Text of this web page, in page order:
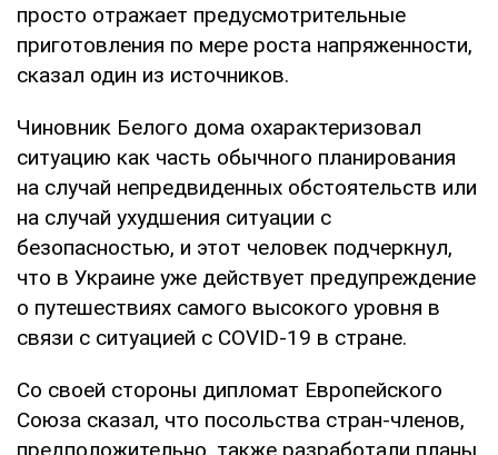
просто отражает предусмотрительные
приготовления по мере роста напряженности,
сказал один из источников.
Чиновник Белого дома охарактеризовал
ситуацию как часть обычного планирования
на случай непредвиденных обстоятельств или
на случай ухудшения ситуации с
безопасностью, и этот человек подчеркнул,
что в Украине уже действует предупреждение
о путешествиях самого высокого уровня в
связи с ситуацией с COVID-19 в стране.
Со своей стороны дипломат Европейского
Союза сказал, что посольства стран-членов,
предположительно, также разработали планы